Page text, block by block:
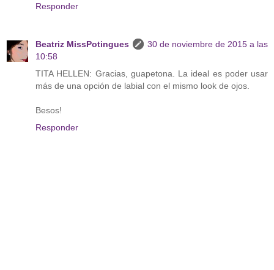
Responder
Beatriz MissPotingues
30 de noviembre de 2015 a las
10:58
TITA HELLEN: Gracias, guapetona. La ideal es poder usar
más de una opción de labial con el mismo look de ojos.
Besos!
Responder